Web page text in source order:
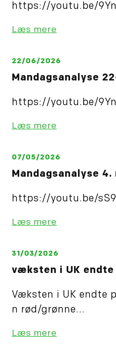
https://youtu.be/
Læs mere
22/06/2026
Mandagsanalyse
https://youtu.be/
Læs mere
07/05/2026
Mandagsanalyse
https://youtu.be/
Læs mere
31/03/2026
væksten i UK endte
Væksten i UK endte
n rød/grønne...
Læs mere